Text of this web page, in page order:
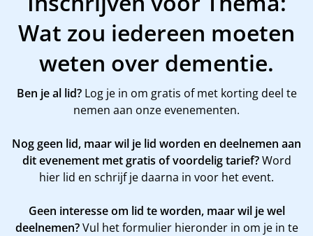
Wat zou iedereen moeten
weten over dementie.
Ben je al lid?Log je in om gratis of met korting deel te
nemen aan onze evenementen.
Nog geen lid, maar wil je lid worden en deelnemen aan
dit evenement met gratis of voordelig tarief?Word
hier lid en schrijf je daarna in voor het event.
Geen interesse om lid te worden, maar wil je wel
deelnemen?Vul het formulier hieronder in om je in te